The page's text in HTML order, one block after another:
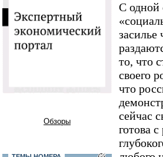
Обзоры
С одной
то, что
своего
что
сейчас
готова